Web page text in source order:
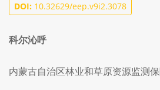
DOI: 10.32629/eep.v9i2.3078
科尔沁呼
内蒙古自治区林业和草原资源监测